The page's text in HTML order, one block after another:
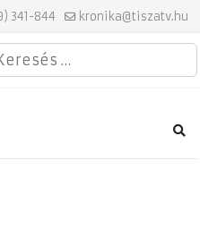
341-844 kronika@tiszatv.hu